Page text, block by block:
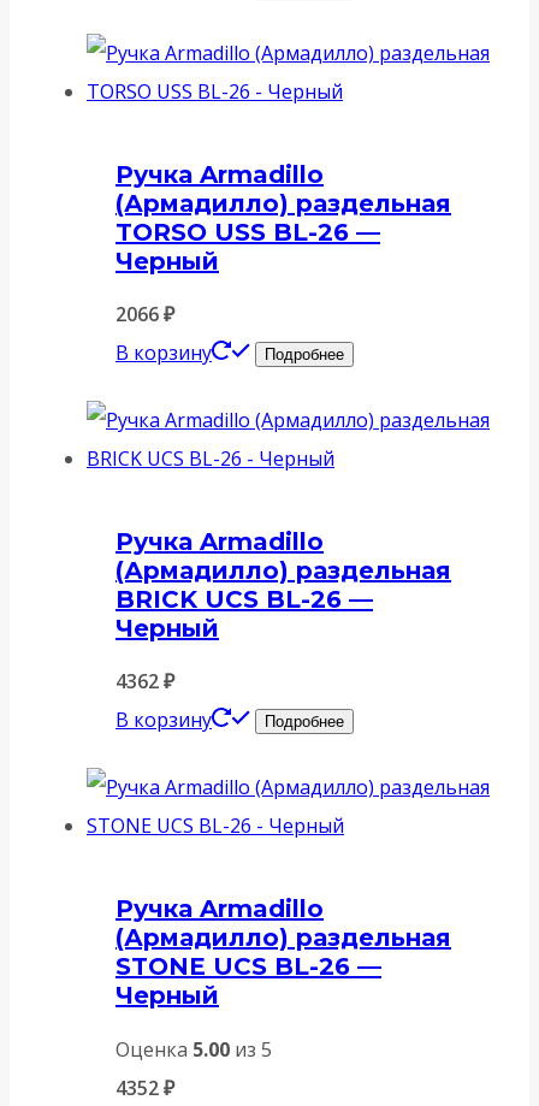
Ручка Armadillo
(Армадилло) раздельная
TORSO USS BL-26 —
Черный
2066₽
В корзину
Подробнее
Ручка Armadillo
(Армадилло) раздельная
BRICK UCS BL-26 —
Черный
4362₽
В корзину
Подробнее
Ручка Armadillo
(Армадилло) раздельная
STONE UCS BL-26 —
Черный
Оценка 5.00 из 5
4352₽